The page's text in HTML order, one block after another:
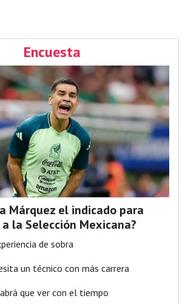
Encuesta
Márquez el indicado para
la Selección Mexicana?
de sobra
un técnico con más carrera
que ver con el tiempo